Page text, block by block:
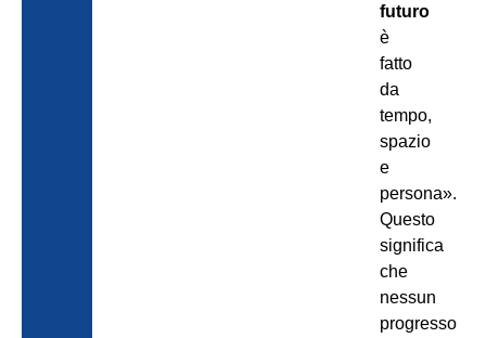
futuro
è
fatto
da
tempo,
spazio
e
persona».
Questo
significa
che
nessun
progresso